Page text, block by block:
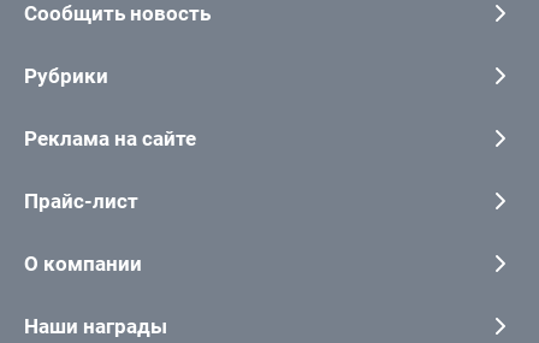
Сообщить новость
Рубрики
Реклама на сайте
Прайс-лист
О компании
Наши награды